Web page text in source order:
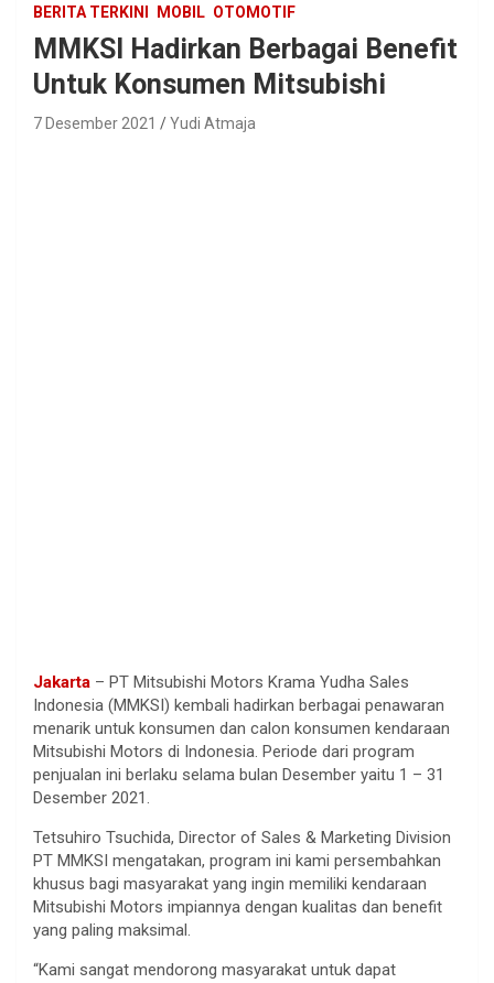
BERITA TERKINI MOBIL OTOMOTIF
MMKSI Hadirkan Berbagai Benefit
Untuk Konsumen Mitsubishi
7 Desember 2021 Yudi Atmaja
Jakarta – PT Mitsubishi Motors Krama Yudha Sales
Indonesia (MMKSI) kembali hadirkan berbagai penawaran
menarik untuk konsumen dan calon konsumen kendaraan
Mitsubishi Motors di Indonesia. Periode dari program
penjualan ini berlaku selama bulan Desember yaitu 1 – 31
Desember 2021.
Tetsuhiro Tsuchida, Director of Sales & Marketing Division
PT MMKSI mengatakan, program ini kami persembahkan
khusus bagi masyarakat yang ingin memiliki kendaraan
Mitsubishi Motors impiannya dengan kualitas dan benefit
yang paling maksimal.
“Kami sangat mendorong masyarakat untuk dapat